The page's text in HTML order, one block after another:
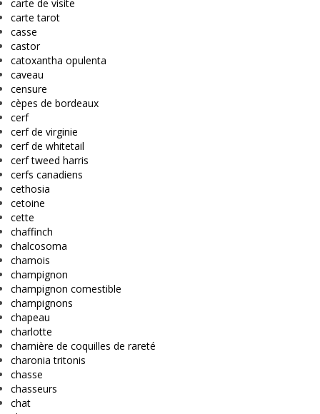
carte de visite
carte tarot
casse
castor
catoxantha opulenta
caveau
censure
cèpes de bordeaux
cerf
cerf de virginie
cerf de whitetail
cerf tweed harris
cerfs canadiens
cethosia
cetoine
cette
chaffinch
chalcosoma
chamois
champignon
champignon comestible
champignons
chapeau
charlotte
charnière de coquilles de rareté
charonia tritonis
chasse
chasseurs
chat